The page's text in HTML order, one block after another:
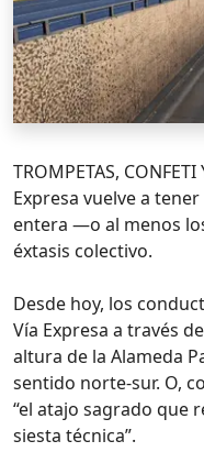
TROMPETAS,
Expresa vuelve a
entera —o al menos
éxtasis colectivo.
Desde hoy, los
Vía Expresa a través
altura de la Alameda
sentido norte‑sur. O,
“el atajo sagrado que
siesta técnica”.